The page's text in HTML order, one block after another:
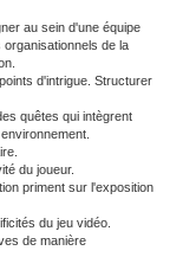
au sein d'une équipe
de la
d'intrigue. Structurer
quêtes qui intègrent
du joueur.
priment sur l'exposition
du jeu vidéo.
de manière